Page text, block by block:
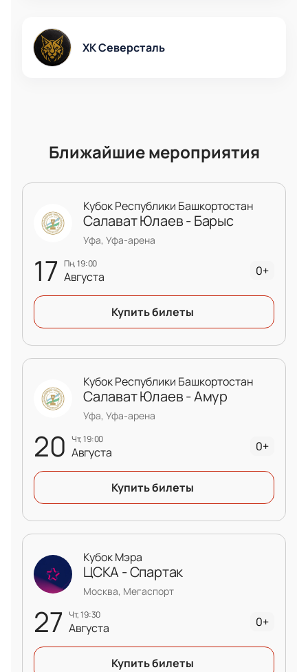
ХК Северсталь
Ближайшие мероприятия
17 пн, 19:00
Августа
Кубок Республики Башкортостан
Салават Юлаев - Барыс
Уфа, Уфа-арена
0+
Купить билеты
20 чт, 19:00
Августа
Кубок Республики Башкортостан
Салават Юлаев - Амур
Уфа, Уфа-арена
0+
Купить билеты
27 чт, 19:30
Августа
Кубок Мэра
ЦСКА - Спартак
Москва, Мегаспорт
0+
Купить билеты